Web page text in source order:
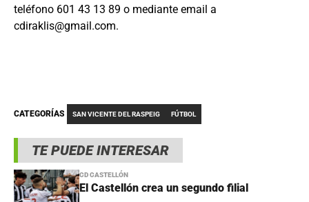
TE PUEDE INTERESAR
CD CASTELLÓN
El Castellón crea un segundo filial
teléfono 601 43 13 89 o mediante email a
cdiraklis@gmail.com.
CATEGORÍAS SAN VICENTE DEL RASPEIG FÚTBOL